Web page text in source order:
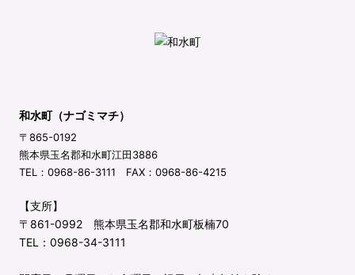
和水町（ナゴミマチ）
〒865-0192
熊本県玉名郡和水町江田3886
TEL：0968-86-3111 FAX：0968-86-4215
【支所】
〒861-0992 熊本県玉名郡和水町板楠70
TEL：0968-34-3111